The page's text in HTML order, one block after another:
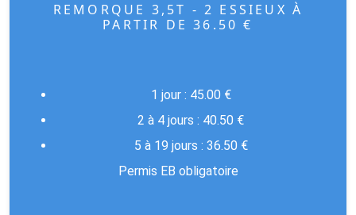
REMORQUE 3,5T - 2 ESSIEUX À
PARTIR DE 36.50 €
1 jour : 45.00 €
2 à 4 jours : 40.50 €
5 à 19 jours : 36.50 €
Permis EB obligatoire